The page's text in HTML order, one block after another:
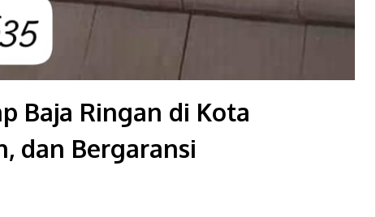
Baja Ringan di Kota
dan Bergaransi